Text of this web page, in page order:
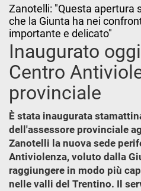
Zanotelli: "Questa apertura
che la Giunta ha nei
importante e delicato"
Inaugurato
Centro
provinciale
È stata inaugurata
dell'assessore provinciale
Zanotelli la nuova sede
Antiviolenza, voluto dalla
raggiungere in modo più
nelle valli del Trentino. Il